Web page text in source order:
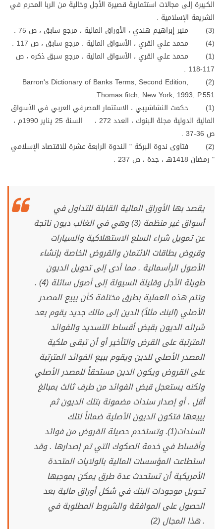
الكبيرة إلى مجالات استثمارية قصيرة الأجل وخالية من الربا المحرم في
الشريعة الإسلامية .
(3) منير إبراهيم هندي ، الأوراق المالية ، مرجع سابق ، ص 75 .
(4) محمد علي القري ، الأسواق المالية . مرجع سابق ، ص 117 .
(1) محمد علي القري ، الأسواق المالية ، مرجع سبق ذكره ، ص
117-118 .
(2) Barron's Dictionary of Banks Terms, Second Edition,
Thomas fitch, New York, 1993, P.551.
(1) حكمت النشاشيبي ، الاستثمار المصرفي العربي في الأسواق
المالية الدولية مجلة البنوك ، العدد 272 ، السنة 25 يناير 1990م ،
ص 36-37 .
(2) فتاوى ندوة البركة " الندوة الرابعة عشرة للاقتصاد الإسلامي
" رمضان 1418هـ ، جدة ، ص 237 .
يقصد بها الأوراق المالية القابلة للتداول في
أسواق غير منظمة (3) وهي في الغالب ديون ناتجة
عن تمويل شراء السلع الاستهلاكية والسيارات
وقروض بطاقات الائتمان والقروض الخاصة بإنشاء
الأصول الرأسمالية . مما أدى إلى تحويل الديون
طويلة الأجل وقليلة السيولة إلى أصول سائلة (4) .
وتتم هذه العملية بطرق مختلفة كأن يبيع المصدر
الأصلي (البنك مثلاً) الدين إلى مالك جديد يقوم بعد
شرائه الديون بقبض أقساط التسديد والفوائد
المترتبة على القرض والتأخير أو أن تبقى ملكية
المصدر الأصلي للدين ويقوم ببيع الفوائد المترتبة
على القروض ويكون الدين مستحقاً للمصدر الأصلي
ولكنه يستعجل قبض الفوائد من طرف ثالث بمبالغ
أقل . أو إصدار سندات مضمونة بتلك الديون ثم
يبيعها فتكون الديون الأصلية ضماناً لتلك
السندات(1). وتستخدم حصيلة القروض من فوائد
وأقساط في خدمة الصكوك التي تم إصدارها . وقد
استطاعت المؤسسات المالية بالولايات المتحدة
الأمريكية أن تستحدث عدة طرق يمكن بموجبها
تحويل موجودات البنك في شكل أوراق مالية بعد
الحصول على الموافقة والشروط المطلوبة في
هذا المجال (2) .